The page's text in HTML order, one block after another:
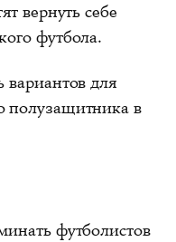
вернуть себе
футбола.
для
полузащитника в
футболистов